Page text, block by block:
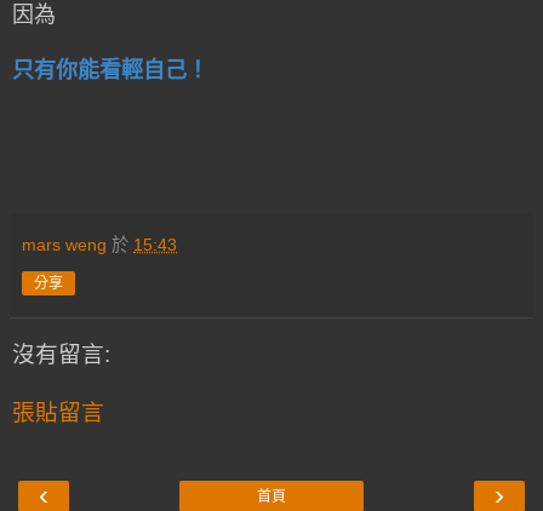
因為
只有你能看輕自己！
mars weng 於 15:43
分享
沒有留言:
張貼留言
‹ ›
首頁